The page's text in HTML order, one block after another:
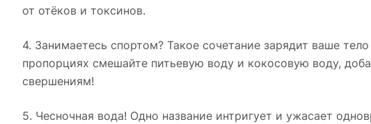
от отёков и токсинов.
4. Занимаетесь спортом? Такое сочетание зарядит ваше
пропорциях смешайте питьевую воду и кокосовую воду,
свершениям!
5. Чесночная вода! Одно название интригует и ужасает